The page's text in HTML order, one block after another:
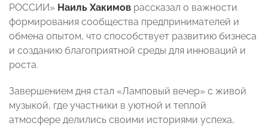
РОССИИ» Наиль Хакимов рассказал о важности
формирования сообщества предпринимателей и
обмена опытом, что способствует развитию бизнеса
и созданию благоприятной среды для инноваций и
роста.
Завершением дня стал «Ламповый вечер» с живой
музыкой, где участники в уютной и теплой
атмосфере делились своими историями успеха,